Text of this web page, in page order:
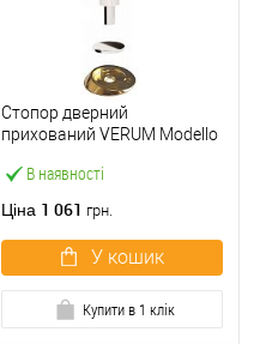
В наявності
Стопор дверний
прихований VERUM Modello
латунь
Ціна 1 061 грн.
У кошик
Купити в 1 клік